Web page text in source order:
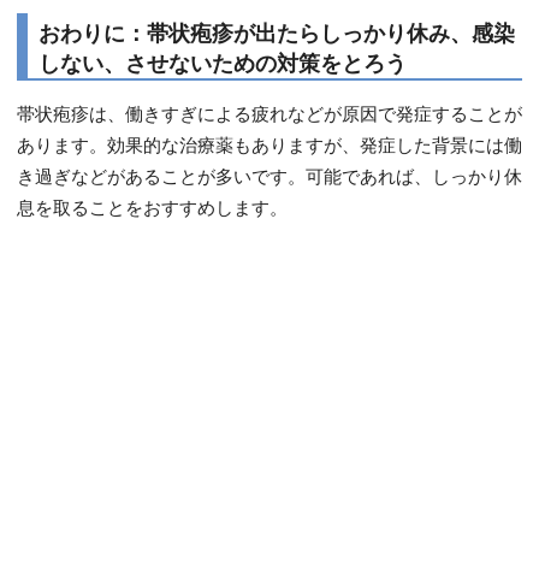
おわりに：帯状疱疹が出たらしっかり休み、感染
しない、させないための対策をとろう
帯状疱疹は、働きすぎによる疲れなどが原因で発症することが
あります。効果的な治療薬もありますが、発症した背景には働
き過ぎなどがあることが多いです。可能であれば、しっかり休
息を取ることをおすすめします。